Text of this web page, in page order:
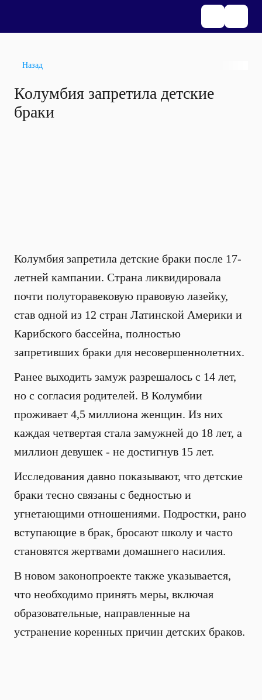
Назад
Колумбия запретила детские
браки
Колумбия запретила детские браки после 17-
летней кампании. Страна ликвидировала
почти полуторавековую правовую лазейку,
став одной из 12 стран Латинской Америки и
Карибского бассейна, полностью
запретивших браки для несовершеннолетних.
Ранее выходить замуж разрешалось с 14 лет,
но с согласия родителей. В Колумбии
проживает 4,5 миллиона женщин. Из них
каждая четвертая стала замужней до 18 лет, а
миллион девушек - не достигнув 15 лет.
Исследования давно показывают, что детские
браки тесно связаны с бедностью и
угнетающими отношениями. Подростки, рано
вступающие в брак, бросают школу и часто
становятся жертвами домашнего насилия.
В новом законопроекте также указывается,
что необходимо принять меры, включая
образовательные, направленные на
устранение коренных причин детских браков.